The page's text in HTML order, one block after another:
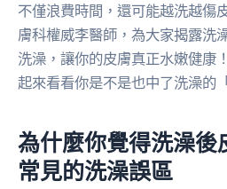
不僅浪費時間，還可能越洗越傷
膚科權威李醫師，為大家揭露洗
洗澡，讓你的皮膚真正水嫩健康
起來看看你是不是也中了洗澡的
為什麼你覺得洗澡後
常見的洗澡誤區